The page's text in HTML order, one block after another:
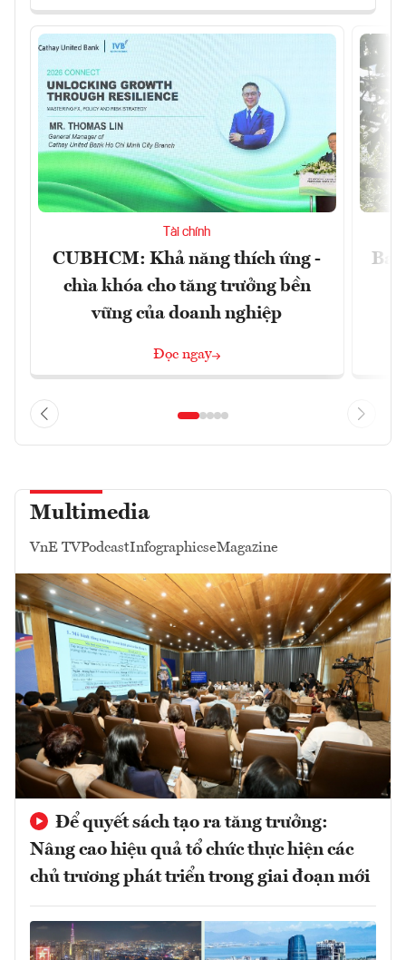
Tài chính
CUBHCM: Khả năng thích ứng -
chìa khóa cho tăng trưởng bền
vững của doanh nghiệp
Đọc ngay
Ba
Multimedia
VnE TVPodcastInfographicseMagazine
Để quyết sách tạo ra tăng trưởng:
Nâng cao hiệu quả tổ chức thực hiện các
chủ trương phát triển trong giai đoạn mới